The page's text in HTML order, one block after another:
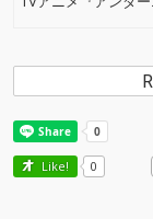
Like! 0